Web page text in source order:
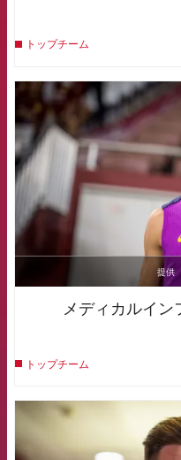
トップチーム
提供
メディカルイ
トップチーム